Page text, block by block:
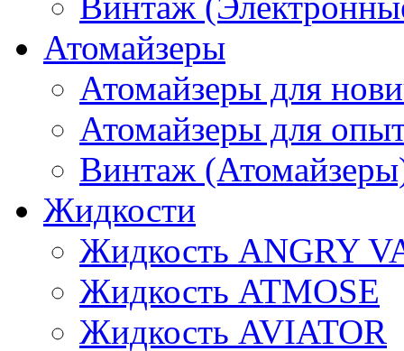
Атомайзеры
Атомайзеры для
Атомайзеры для
Винтаж
Жидкости
Жидкость ANGRY
Жидкость ATMOSE
Жидкость AVIATOR